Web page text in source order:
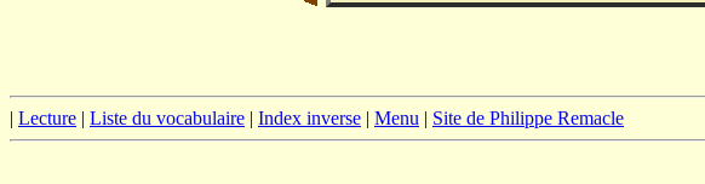
| Lecture | Liste du vocabulaire | Index inverse | Menu | Site de Philippe Remacle